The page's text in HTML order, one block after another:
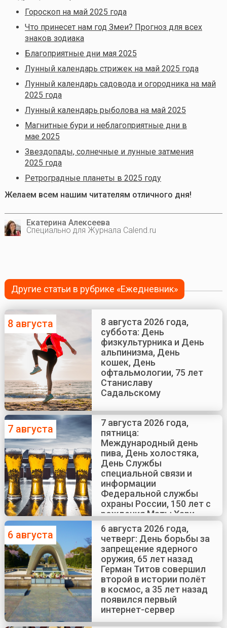
Гороскоп на май 2025 года
Что принесет нам год Змеи? Прогноз для всех
знаков зодиака
Благоприятные дни мая 2025
Лунный календарь стрижек на май 2025 года
Лунный календарь садовода и огородника на май
2025 года
Лунный календарь рыболова на май 2025
Магнитные бури и неблагоприятные дни в
мае 2025
Звездопады, солнечные и лунные затмения
2025 года
Ретроградные планеты в 2025 году
Желаем всем нашим читателям отличного дня!
Екатерина Алексеева
Специально для Журнала Calend.ru
Другие статьи в рубрике «Ежедневник»
8 августа
8 августа 2026 года,
суббота: День
физкультурника и День
альпинизма, День
кошек, День
офтальмологии, 75 лет
Станиславу
Садальскому
7 августа
7 августа 2026 года,
пятница:
Международный день
пива, День холостяка,
День Службы
специальной связи и
информации
Федеральной службы
охраны России, 150 лет с
рождения Маты Хари
6 августа
6 августа 2026 года,
четверг: День борьбы за
запрещение ядерного
оружия, 65 лет назад
Герман Титов совершил
второй в истории полёт
в космос, а 35 лет назад
появился первый
интернет-сервер